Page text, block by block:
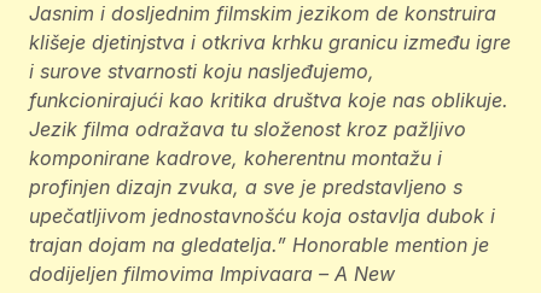
Jasnim i dosljednim filmskim jezikom de konstruira
klišeje djetinjstva i otkriva krhku granicu između igre
i surove stvarnosti koju nasljeđujemo,
funkcionirajući kao kritika društva koje nas oblikuje.
Jezik filma odražava tu složenost kroz pažljivo
komponirane kadrove, koherentnu montažu i
profinjen dizajn zvuka, a sve je predstavljeno s
upečatljivom jednostavnošću koja ostavlja dubok i
trajan dojam na gledatelja.” Honorable mention je
dodijeljen filmovima Impivaara – A New